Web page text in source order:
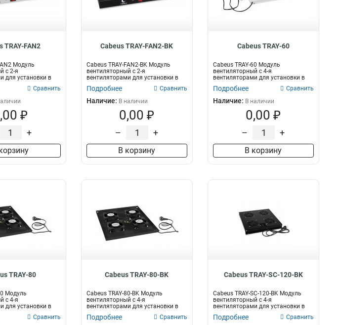
TRAY-FAN2
Модуль
с 2-я
для установки в
серии...
Сравнить
₽
+
Cabeus TRAY-FAN2-BK
Cabeus TRAY-FAN2-BK Модуль
вентиляторный с 2-я
вентиляторами для установки в
настенные шкафы се...
Подробнее Сравнить
Наличие: В наличии
0,00 ₽
– +
В корзину
Cabeus TRAY-60
Cabeus TRAY-60 Модуль
вентиляторный с 4-я
вентиляторами для установки в
напольные шкафы серии S...
Подробнее Сравнить
Наличие: В наличии
0,00 ₽
– +
В корзину
TRAY-80
Модуль
с 4-я
для установки в
серии S...
Сравнить
Cabeus TRAY-80-BK
Cabeus TRAY-80-BK Модуль
вентиляторный с 4-я
вентиляторами для установки в
напольные шкафы сери...
Подробнее Сравнить
Cabeus TRAY-SC-120-BK
Cabeus TRAY-SC-120-BK Модуль
вентиляторный с 4-я
вентиляторами для установки в
серверные шкафы...
Подробнее Сравнить